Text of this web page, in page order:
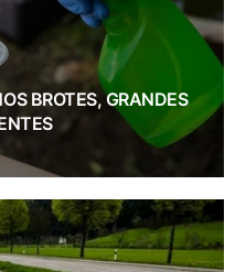
BROTES, GRANDES